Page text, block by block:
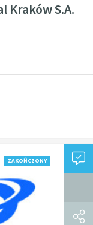
Kraków S.A.
ZAKOŃCZONY